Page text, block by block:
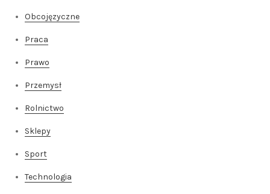
Obcojęzyczne
Praca
Prawo
Przemysł
Rolnictwo
Sklepy
Sport
Technologia